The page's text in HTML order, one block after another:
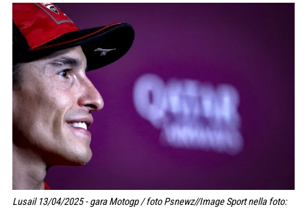
Lusail 13/04/2025 - gara Motogp / foto Psnewz//Image Sport nella foto: